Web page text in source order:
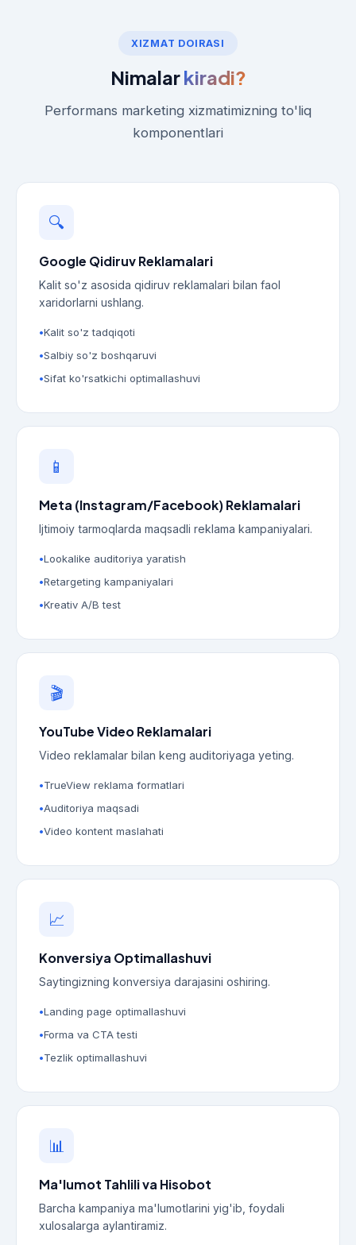
XIZMAT DOIRASI
Nimalarkiradi?
Performans marketing xizmatimizning to'liq
komponentlari
🔍
Google Qidiruv Reklamalari
Kalit so'z asosida qidiruv reklamalari bilan faol
xaridorlarni ushlang.
Kalit so'z tadqiqoti
Salbiy so'z boshqaruvi
Sifat ko'rsatkichi optimallashuvi
📱
Meta (Instagram/Facebook) Reklamalari
Ijtimoiy tarmoqlarda maqsadli reklama kampaniyalari.
Lookalike auditoriya yaratish
Retargeting kampaniyalari
Kreativ A/B test
🎬
YouTube Video Reklamalari
Video reklamalar bilan keng auditoriyaga yeting.
TrueView reklama formatlari
Auditoriya maqsadi
Video kontent maslahati
📈
Konversiya Optimallashuvi
Saytingizning konversiya darajasini oshiring.
Landing page optimallashuvi
Forma va CTA testi
Tezlik optimallashuvi
📊
Ma'lumot Tahlili va Hisobot
Barcha kampaniya ma'lumotlarini yig'ib, foydali
xulosalarga aylantiramiz.